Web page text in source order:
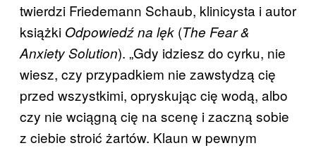
twierdzi Friedemann Schaub, klinicysta i autor
książki Odpowiedź na lęk (The Fear &
Anxiety Solution). „Gdy idziesz do cyrku, nie
wiesz, czy przypadkiem nie zawstydzą cię
przed wszystkimi, opryskując cię wodą, albo
czy nie wciągną cię na scenę i zaczną sobie
z ciebie stroić żartów. Klaun w pewnym